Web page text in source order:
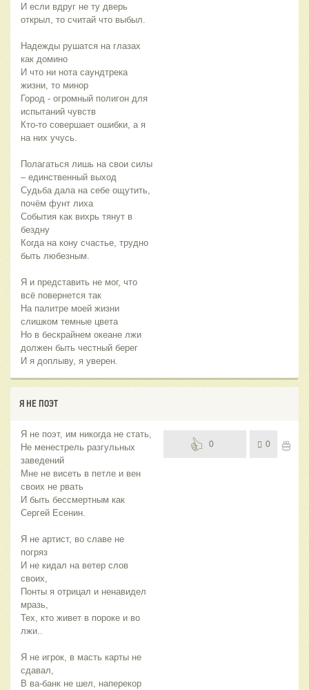
И если вдруг не ту дверь
открыл, то считай что выбыл.
Надежды рушатся на глазах
как домино
И что ни нота саундтрека
жизни, то минор
Город - огромный полигон для
испытаний чувств
Кто-то совершает ошибки, а я
на них учусь.
Полагаться лишь на свои силы
– единственный выход
Судьба дала на себе ощутить,
почём фунт лиха
События как вихрь тянут в
бездну
Когда на кону счастье, трудно
быть любезным.
Я и представить не мог, что
всё повернется так
На палитре моей жизни
слишком темные цвета
Но в бескрайнем океане лжи
должен быть честный берег
И я доплыву, я уверен.
Я НЕ ПОЭТ
Я не поэт, им никогда не стать,
Не менестрель разгульных
заведений
Мне не висеть в петле и вен
своих не рвать
И быть бессмертным как
Сергей Есенин.
Я не артист, во славе не
погряз
И не кидал на ветер слов
своих,
Понты я отрицал и ненавидел
мразь,
Тех, кто живет в пороке и во
лжи..
Я не игрок, в масть карты не
сдавал,
В ва-банк не шел, наперекор
0 0